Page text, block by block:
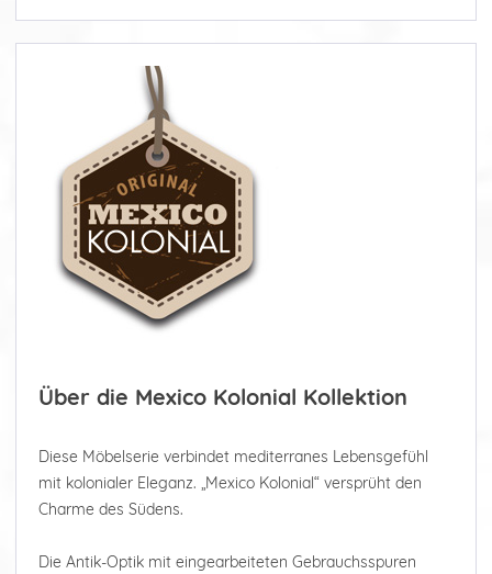
Über die Mexico Kolonial Kollektion
Diese Möbelserie verbindet mediterranes Lebensgefühl
mit kolonialer Eleganz. „Mexico Kolonial“ versprüht den
Charme des Südens.
Die Antik-Optik mit eingearbeiteten Gebrauchsspuren